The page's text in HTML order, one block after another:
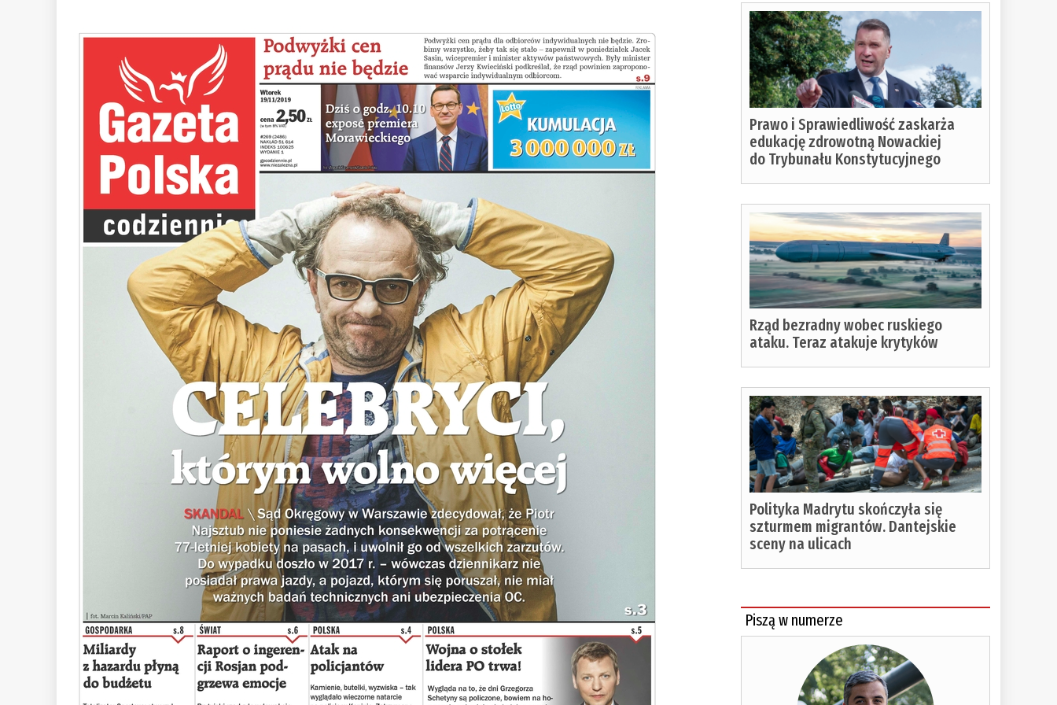
Prawo i Sprawiedliwość zaskarża
edukację zdrowotną Nowackiej
do Trybunału Konstytucyjnego
Rząd bezradny wobec ruskiego
ataku. Teraz atakuje krytyków
Polityka Madrytu skończyła się
szturmem migrantów. Dantejskie
sceny na ulicach
Piszą w numerze